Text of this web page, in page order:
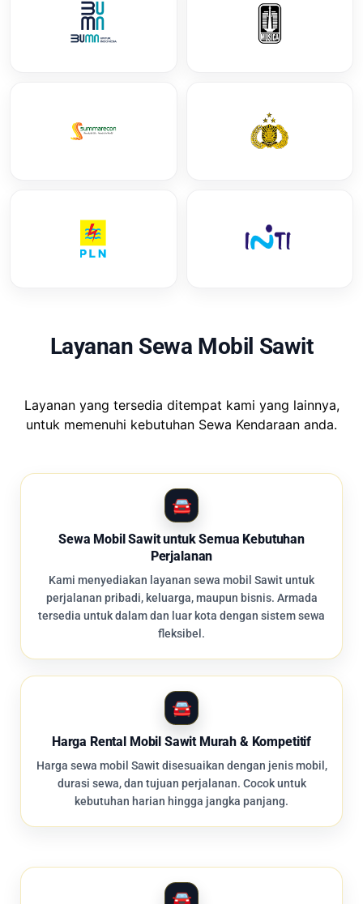
Layanan Sewa Mobil Sawit
Layanan yang tersedia ditempat kami yang lainnya,
untuk memenuhi kebutuhan Sewa Kendaraan anda.
Sewa Mobil Sawit untuk Semua Kebutuhan
Perjalanan
Kami menyediakan layanan sewa mobil Sawit untuk
perjalanan pribadi, keluarga, maupun bisnis. Armada
tersedia untuk dalam dan luar kota dengan sistem sewa
fleksibel.
Harga Rental Mobil Sawit Murah & Kompetitif
Harga sewa mobil Sawit disesuaikan dengan jenis mobil,
durasi sewa, dan tujuan perjalanan. Cocok untuk
kebutuhan harian hingga jangka panjang.